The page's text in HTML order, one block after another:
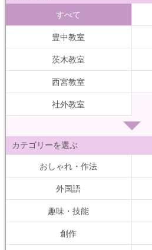
すべて
豊中教室
茨木教室
西宮教室
社外教室
カテゴリーを選ぶ
おしゃれ・作法
外国語
趣味・技能
創作